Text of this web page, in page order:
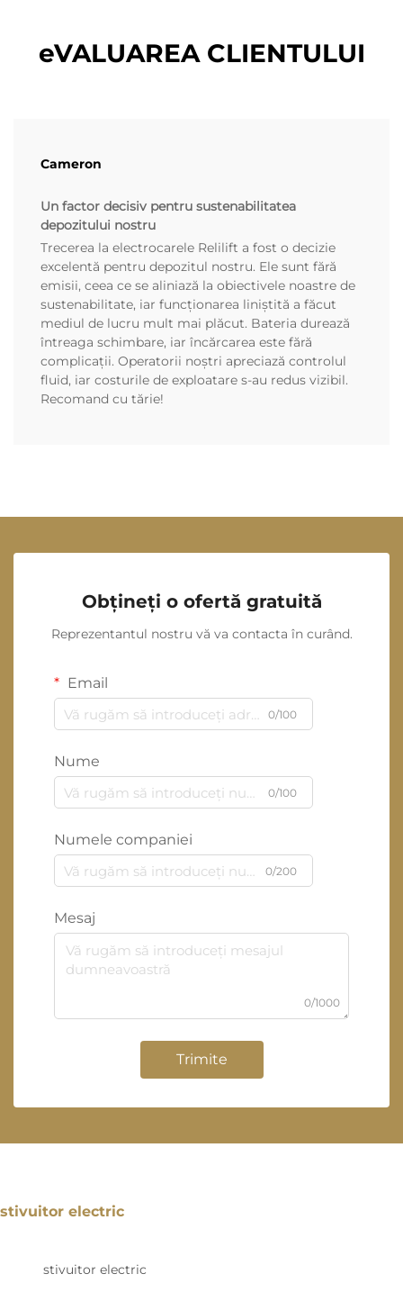
eVALUAREA CLIENTULUI
Cameron
Un factor decisiv pentru sustenabilitatea
depozitului nostru
Trecerea la electrocarele Relilift a fost o decizie
excelentă pentru depozitul nostru. Ele sunt fără
emisii, ceea ce se aliniază la obiectivele noastre de
sustenabilitate, iar funcționarea liniștită a făcut
mediul de lucru mult mai plăcut. Bateria durează
întreaga schimbare, iar încărcarea este fără
complicații. Operatorii noștri apreciază controlul
fluid, iar costurile de exploatare s-au redus vizibil.
Recomand cu tărie!
Obțineți o ofertă gratuită
Reprezentantul nostru vă va contacta în curând.
Email
0/100
Nume
0/100
Numele companiei
0/200
Mesaj
0/1000
Trimite
stivuitor electric
stivuitor electric